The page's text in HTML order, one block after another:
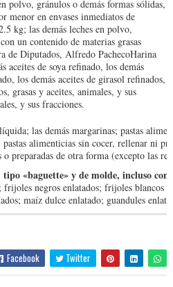
polvo, gránulos o demás formas sólidas,
menor en envases inmediatos de
kg; las demás leches en polvo,
un contenido de materias grasas
de Diputados, Alfredo PachecoHarina
aceites de soya refinado, los demás
los demás aceites de girasol refinados,
grasas y aceites, animales, y sus
y sus fracciones.
las demás margarinas; pastas
alimenticias sin cocer, rellenar ni
preparadas de otra forma (excepto las
«baguette» y de molde, incluso
negros enlatados; frijoles blancos
maíz dulce enlatado; guandules
Facebook Twitter